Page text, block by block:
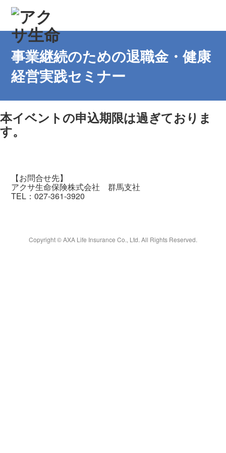
事業継続のための退職金・健康
経営実践セミナー
本イベントの申込期限は過ぎておりま
す。
【お問合せ先】
アクサ生命保険株式会社 群馬支社
TEL：027-361-3920
Copyright © AXA Life Insurance Co., Ltd. All Rights Reserved.